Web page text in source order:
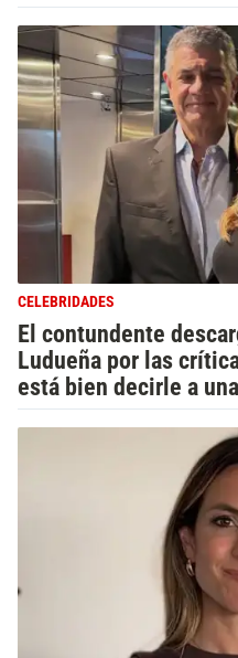
CELEBRIDADES
El contundente
Ludueña por las
está bien decirle a